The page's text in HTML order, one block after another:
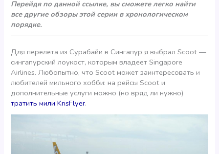
Перейдя по данной ссылке, вы сможете легко найти
все другие обзоры этой серии в хронологическом
порядке.
Для перелета из Сурабайи в Сингапур я выбрал Scoot —
сингапурский лоукост, которым владеет Singapore
Airlines. Любопытно, что Scoot может заинтересовать и
любителей мильного хобби: на рейсы Scoot и
дополнительные услуги можно (но вряд ли нужно)
тратить мили KrisFlyer.